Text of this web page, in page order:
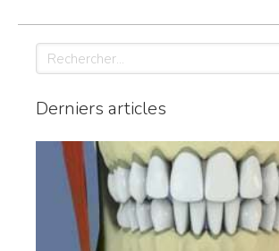
Rechercher
Derniers articles